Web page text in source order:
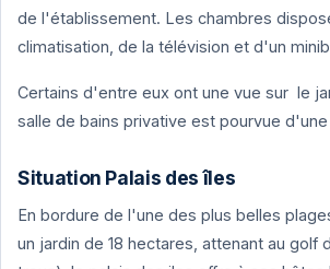
de l'établissement. Les chambres
climatisation, de la télévision et d'un
Certains d'entre eux ont une vue sur le
salle de bains privative est pourvue
Situation Palais des îles
En bordure de l'une des plus belles
un jardin de 18 hectares, attenant au golf